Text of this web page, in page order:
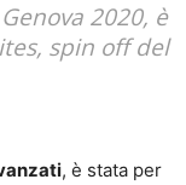
2020, è
spin off del
, è stata per